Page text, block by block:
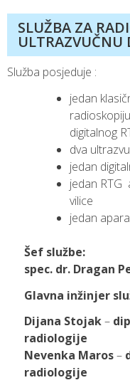
SLUŽBA ZA
ULTRAZVUČNU
Služba posjeduje :
jedan
digitalnog
dva
jedan
jedan RTG
vilice
jedan
Šef službe:
spec. dr. Dragan
Glavna inžinjer
Dijana Stojak–
radiologije
Nevenka Maros–
radiologije